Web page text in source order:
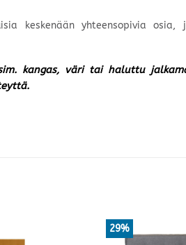
keskenään yhteensopivia
kangas, väri tai haluttu
29%